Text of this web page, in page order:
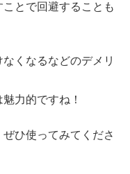
とで回避することも
くなるなどのデメリ
力的ですね！
ひ使ってみてくださ